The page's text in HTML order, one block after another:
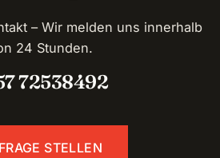
– Wir melden uns innerhalb
24 Stunden.
72538492
STELLEN